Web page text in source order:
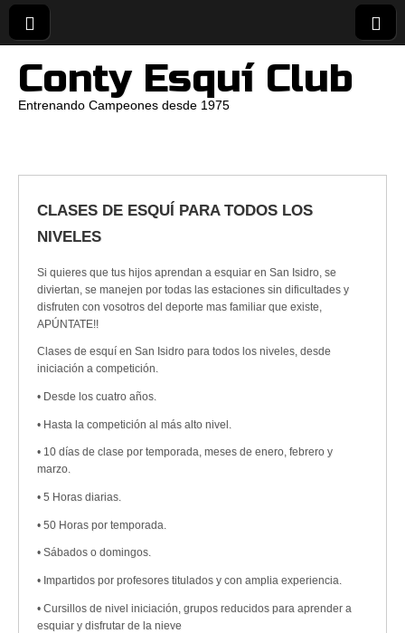
Conty Esquí Club
Entrenando Campeones desde 1975
CLASES DE ESQUÍ PARA TODOS LOS
NIVELES
Si quieres que tus hijos aprendan a esquiar en San Isidro, se
diviertan, se manejen por todas las estaciones sin dificultades y
disfruten con vosotros del deporte mas familiar que existe,
APÚNTATE!!
Clases de esquí en San Isidro para todos los niveles, desde
iniciación a competición.
• Desde los cuatro años.
• Hasta la competición al más alto nivel.
• 10 días de clase por temporada, meses de enero, febrero y
marzo.
• 5 Horas diarias.
• 50 Horas por temporada.
• Sábados o domingos.
• Impartidos por profesores titulados y con amplia experiencia.
• Cursillos de nivel iniciación, grupos reducidos para aprender a
esquiar y disfrutar de la nieve